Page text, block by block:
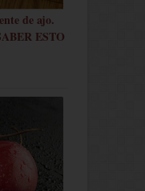
de ajo.
ESTO